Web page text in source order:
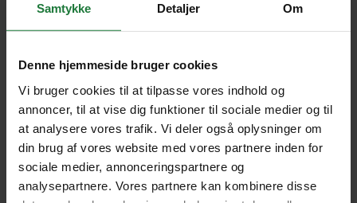
Samtykke Detaljer Om
Denne hjemmeside bruger cookies
Vi bruger cookies til at tilpasse vores indhold og
annoncer, til at vise dig funktioner til sociale medier og til
at analysere vores trafik. Vi deler også oplysninger om
din brug af vores website med vores partnere inden for
sociale medier, annonceringspartnere og
analysepartnere. Vores partnere kan kombinere disse